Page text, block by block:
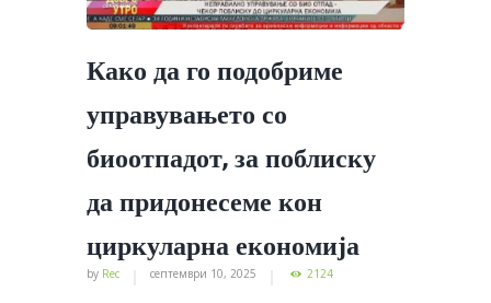
Како да го подобриме
управувањето со
биоотпадот, за поблиску
да придонесеме кон
циркуларна економија
by Rec септември 10, 2025 2124